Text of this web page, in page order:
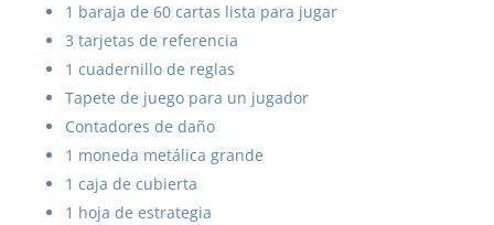
1 baraja de 60 cartas lista para jugar
3 tarjetas de referencia
1 cuadernillo de reglas
Tapete de juego para un jugador
Contadores de daño
1 moneda metálica grande
1 caja de cubierta
1 hoja de estrategia